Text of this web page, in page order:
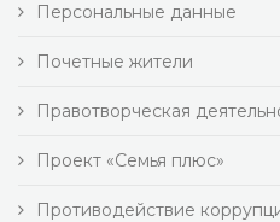
Персональные данные
Почетные жители
Правотворческая
Проект «Семья плюс»
Противодействие